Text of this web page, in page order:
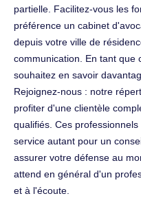
partielle. Facilitez-vous les
préférence un cabinet
depuis votre ville de
communication. En tant que
souhaitez en savoir
Rejoignez-nous : notre
profiter d'une clientèle
qualifiés. Ces
service autant pour un
assurer votre défense au
attend en général d'un
et à l'écoute.